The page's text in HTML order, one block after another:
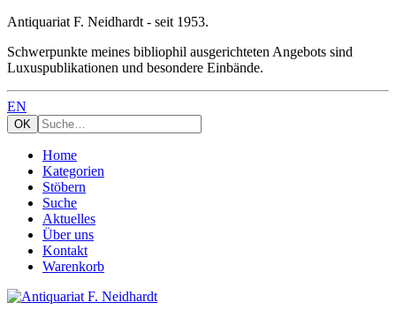
Antiquariat F. Neidhardt - seit 1953.
Schwerpunkte meines bibliophil ausgerichteten Angebots sind
Luxuspublikationen und besondere Einbände.
EN
Home
Kategorien
Stöbern
Suche
Aktuelles
Über uns
Kontakt
Warenkorb